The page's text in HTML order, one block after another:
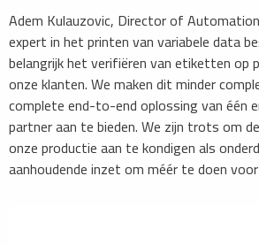
Adem Kulauzovic, Director of
expert in het printen van variabele data
belangrijk het verifiëren van etiketten op
onze klanten. We maken dit minder
complete end-to-end oplossing van één
partner aan te bieden. We zijn trots om
onze productie aan te kondigen als
aanhoudende inzet om méér te doen